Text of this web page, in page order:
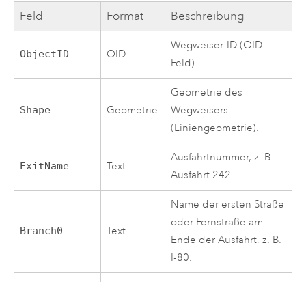
Feld Format Beschreibung
ObjectID OID
Wegweiser-ID (OID-
Feld).
Shape Geometrie
Geometrie des
Wegweisers
(Liniengeometrie).
ExitName Text
Ausfahrtnummer, z. B.
Ausfahrt 242.
Branch0 Text
Name der ersten Straße
oder Fernstraße am
Ende der Ausfahrt, z. B.
I-80.